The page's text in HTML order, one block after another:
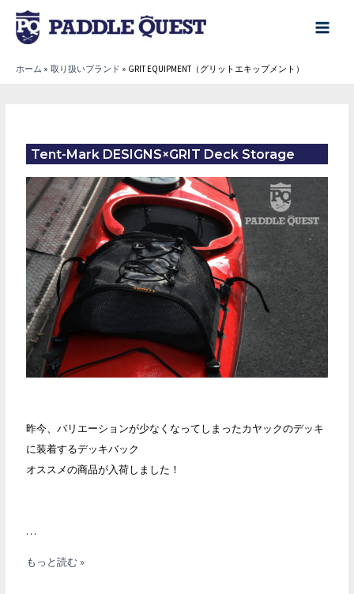
main
ホーム 取り扱いブランド GRIT EQUIPMENT（グリットエキップメント）
Tent-Mark DESIGNS×GRIT Deck Storage
昨今、バリエーションが少なくなってしまったカヤックのデッキ
に装着するデッキバック
オススメの商品が入荷しました！
…
tent-
もっと読む »